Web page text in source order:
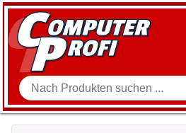
Zum Inhalt springen SOFTWARE
VIDEO
SHOP